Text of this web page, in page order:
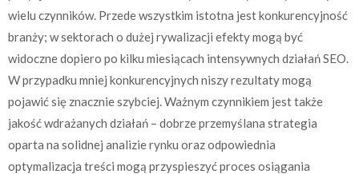
wielu czynników. Przede wszystkim istotna jest konkurencyjność
branży; w sektorach o dużej rywalizacji efekty mogą być
widoczne dopiero po kilku miesiącach intensywnych działań SEO.
W przypadku mniej konkurencyjnych niszy rezultaty mogą
pojawić się znacznie szybciej. Ważnym czynnikiem jest także
jakość wdrażanych działań – dobrze przemyślana strategia
oparta na solidnej analizie rynku oraz odpowiednia
optymalizacja treści mogą przyspieszyć proces osiągania